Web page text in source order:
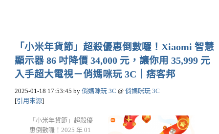
「小米年貨節」超殺優惠倒數囉！Xiaomi 智慧
顯示器 86 吋降價 34,000 元，讓你用 35,999 元
入手超大電視－俏媽咪玩 3C｜痞客邦
2025-01-18 17:53:45 by 俏媽咪玩 3C @ 俏媽咪玩 3C
[引用來源]
「小米年貨節」超殺優
惠倒數囉！2025 年 01